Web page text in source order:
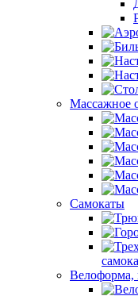
Массажное
Самокаты
Велоформа,